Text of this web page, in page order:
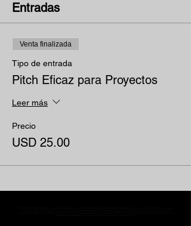
Entradas
Venta finalizada
Tipo de entrada
Pitch Eficaz para Proyectos
Leer más
Precio
USD 25.00